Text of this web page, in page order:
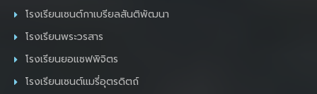
โรงเรียนเซนต์กาเบรียลสันติพัฒนา
โรงเรียนพระวรสาร
โรงเรียนยอแซฟพิจิตร
โรงเรียนเซนต์แมรี่อุตรดิตถ์